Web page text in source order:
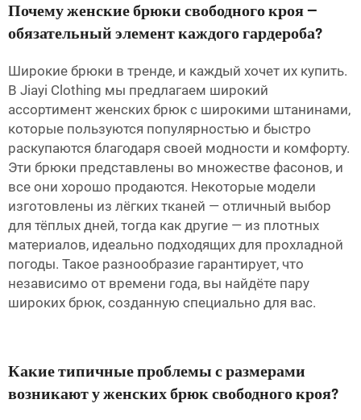
Почему женские брюки свободного кроя —
обязательный элемент каждого гардероба?
Широкие брюки в тренде, и каждый хочет их купить.
В Jiayi Clothing мы предлагаем широкий
ассортимент женских брюк с широкими штанинами,
которые пользуются популярностью и быстро
раскупаются благодаря своей модности и комфорту.
Эти брюки представлены во множестве фасонов, и
все они хорошо продаются. Некоторые модели
изготовлены из лёгких тканей — отличный выбор
для тёплых дней, тогда как другие — из плотных
материалов, идеально подходящих для прохладной
погоды. Такое разнообразие гарантирует, что
независимо от времени года, вы найдёте пару
широких брюк, созданную специально для вас.
Какие типичные проблемы с размерами
возникают у женских брюк свободного кроя?